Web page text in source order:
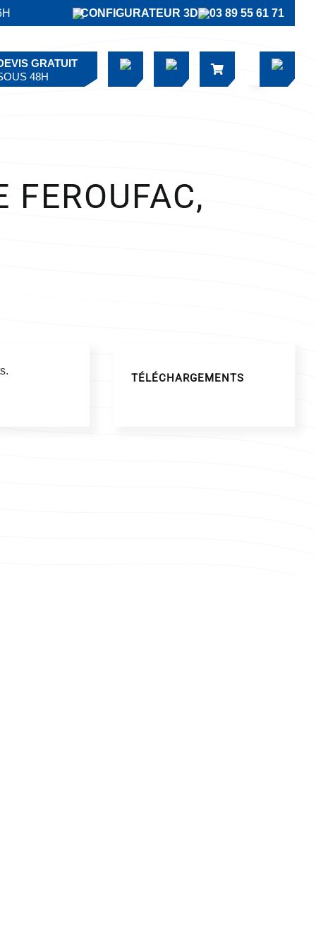
CONFIGURATEUR 3D 03 89 55 61 71
GRATUIT
48H
FEROUFAC,
TÉLÉCHARGEMENTS